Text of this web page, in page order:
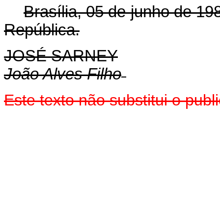
Brasília, 05 de junho de
República.
JOSÉ SARNEY
João Alves Filho
Este texto não substitui o